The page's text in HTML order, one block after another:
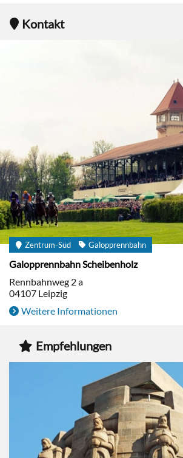
Kontakt
Zentrum-Süd Galopprennbahn
Galopprennbahn Scheibenholz
Rennbahnweg 2 a
04107 Leipzig
Weitere Informationen
Empfehlungen